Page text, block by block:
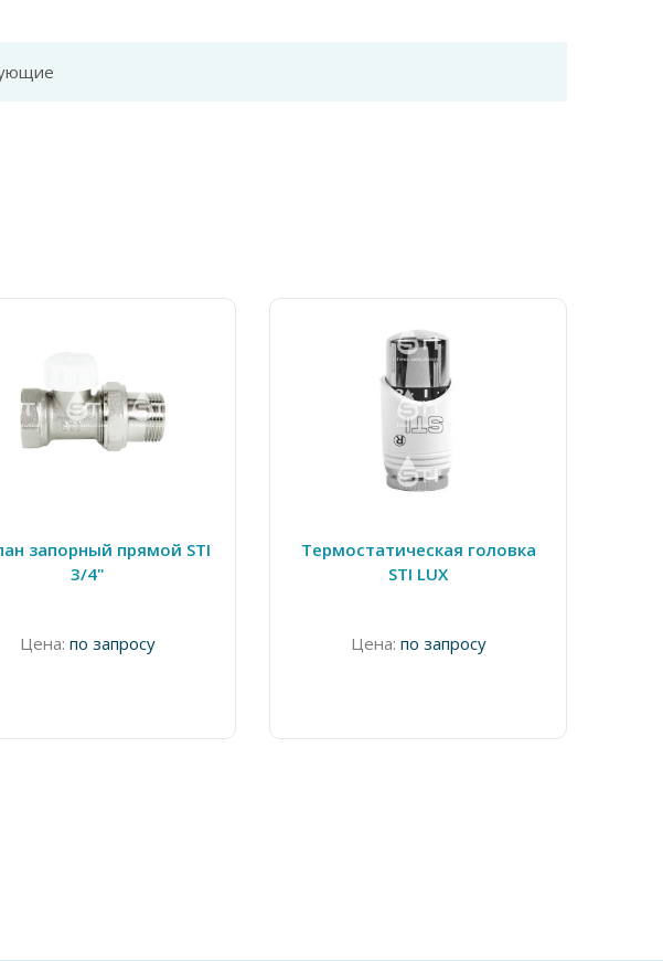
запорный прямой STI
3/4"
Цена: по запросу
Термостатическая головка
STI LUX
Цена: по запросу